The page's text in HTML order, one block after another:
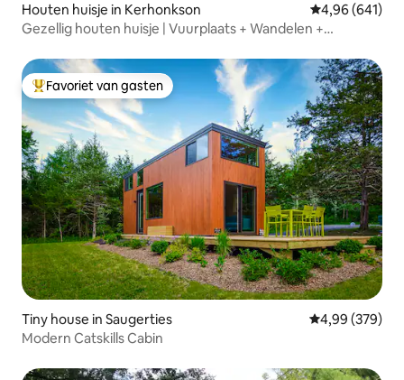
Houten huisje in Kerhonkson Gemiddelde
4,96 (641)
Gezellig houten huisje | Vuurplaats + Wandelen +
Topfavoriet van gasten
Favoriet van gasten
Tiny house in Saugerties Gemiddelde
4,99 (379)
Modern Catskills Cabin